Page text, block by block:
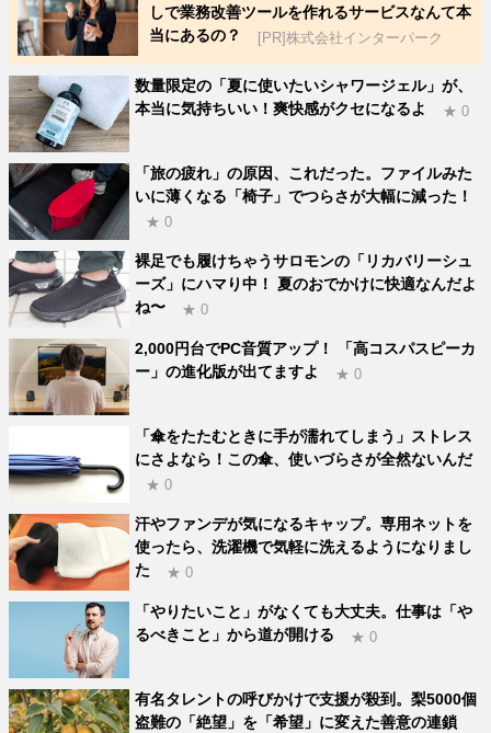
しで業務改善ツールを作れるサービスなんて本
当にあるの？
[PR]株式会社インターパーク
数量限定の「夏に使いたいシャワージェル」が、
本当に気持ちいい！爽快感がクセになるよ
★ 0
「旅の疲れ」の原因、これだった。ファイルみた
いに薄くなる「椅子」でつらさが大幅に減った！
★ 0
裸足でも履けちゃうサロモンの「リカバリーシュ
ーズ」にハマり中！ 夏のおでかけに快適なんだよ
ね〜
★ 0
2,000円台でPC音質アップ！ 「高コスパスピーカ
ー」の進化版が出てますよ
★ 0
「傘をたたむときに手が濡れてしまう」ストレス
にさよなら！この傘、使いづらさが全然ないんだ
★ 0
汗やファンデが気になるキャップ。専用ネットを
使ったら、洗濯機で気軽に洗えるようになりまし
た
★ 0
「やりたいこと」がなくても大丈夫。仕事は「や
るべきこと」から道が開ける
★ 0
有名タレントの呼びかけで支援が殺到。梨5000個
盗難の「絶望」を「希望」に変えた善意の連鎖